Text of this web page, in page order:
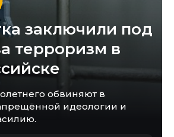
заключили под
терроризм в
обвиняют в
идеологии и